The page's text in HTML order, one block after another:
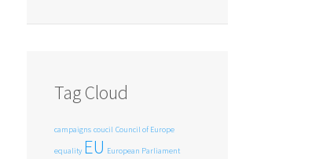
Tag Cloud
campaigns coucil Council of Europe
equality EU European Parliament